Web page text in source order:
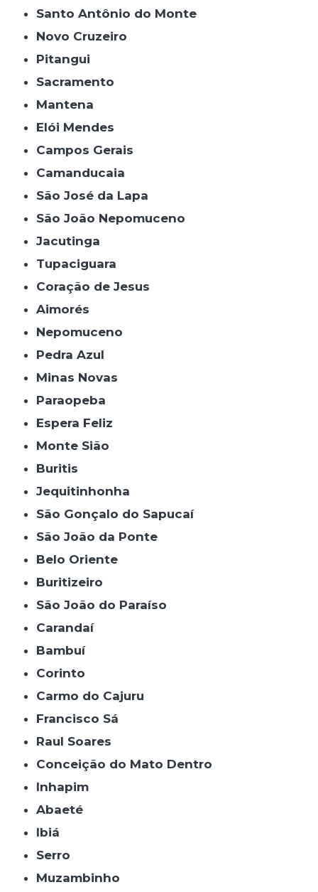
Santo Antônio do Monte
Novo Cruzeiro
Pitangui
Sacramento
Mantena
Elói Mendes
Campos Gerais
Camanducaia
São José da Lapa
São João Nepomuceno
Jacutinga
Tupaciguara
Coração de Jesus
Aimorés
Nepomuceno
Pedra Azul
Minas Novas
Paraopeba
Espera Feliz
Monte Sião
Buritis
Jequitinhonha
São Gonçalo do Sapucaí
São João da Ponte
Belo Oriente
Buritizeiro
São João do Paraíso
Carandaí
Bambuí
Corinto
Carmo do Cajuru
Francisco Sá
Raul Soares
Conceição do Mato Dentro
Inhapim
Abaeté
Ibiá
Serro
Muzambinho